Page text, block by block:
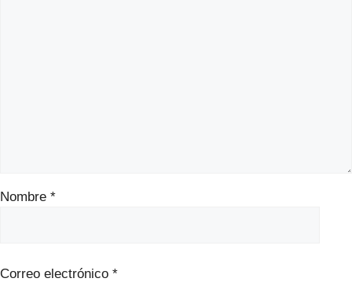
Nombre *
Correo electrónico *